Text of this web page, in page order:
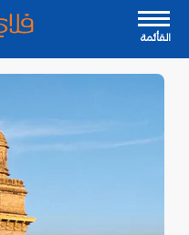
القأئمة